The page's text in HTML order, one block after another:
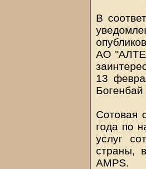
В
АО
13
Сотовая
года по
услуг
страны,
AMPS.